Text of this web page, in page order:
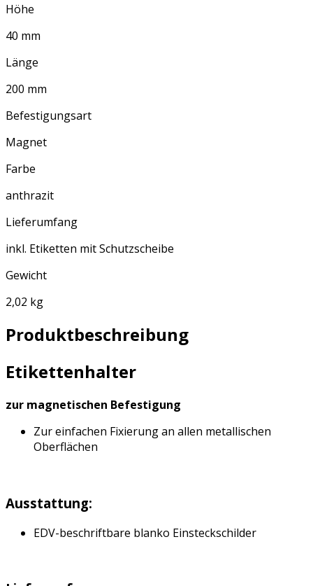
Höhe
40 mm
Länge
200 mm
Befestigungsart
Magnet
Farbe
anthrazit
Lieferumfang
inkl. Etiketten mit Schutzscheibe
Gewicht
2,02 kg
Produktbeschreibung
Etikettenhalter
zur magnetischen Befestigung
Zur einfachen Fixierung an allen metallischen
Oberflächen
Ausstattung:
EDV-beschriftbare blanko Einsteckschilder